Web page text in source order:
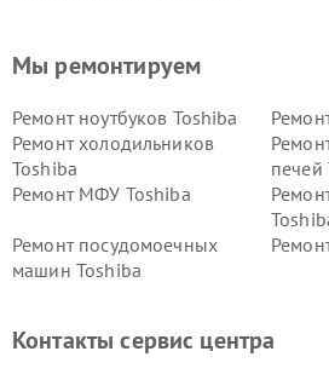
Мы ремонтируем
Ремонт ноутбуков Toshiba
Ремонт холодильников
Toshiba
печей
Ремонт МФУ Toshiba
Ремонт посудомоечных
машин Toshiba
Контакты сервис центра